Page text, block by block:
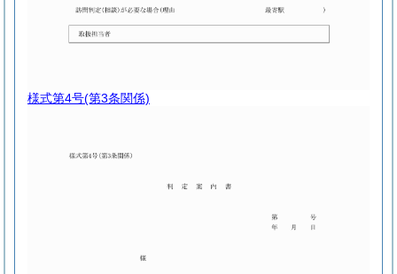
様式第4号(第3条関係)